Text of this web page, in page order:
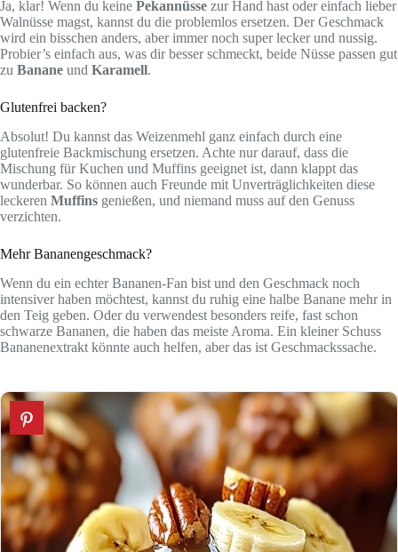
Ja, klar! Wenn du keine Pekannüsse zur Hand hast oder einfach lieber
Walnüsse magst, kannst du die problemlos ersetzen. Der Geschmack
wird ein bisschen anders, aber immer noch super lecker und nussig.
Probier’s einfach aus, was dir besser schmeckt, beide Nüsse passen gut
zu Banane und Karamell.
Glutenfrei backen?
Absolut! Du kannst das Weizenmehl ganz einfach durch eine
glutenfreie Backmischung ersetzen. Achte nur darauf, dass die
Mischung für Kuchen und Muffins geeignet ist, dann klappt das
wunderbar. So können auch Freunde mit Unverträglichkeiten diese
leckeren Muffins genießen, und niemand muss auf den Genuss
verzichten.
Mehr Bananengeschmack?
Wenn du ein echter Bananen-Fan bist und den Geschmack noch
intensiver haben möchtest, kannst du ruhig eine halbe Banane mehr in
den Teig geben. Oder du verwendest besonders reife, fast schon
schwarze Bananen, die haben das meiste Aroma. Ein kleiner Schuss
Bananenextrakt könnte auch helfen, aber das ist Geschmackssache.